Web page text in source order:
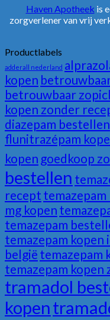
Haven Apotheek is
zorgverlener van vrij
Productlabels
adderall nederland
kopen
betrouwbaar
kopen zonder
diazepam bestellen
flunitrazépam
kopen goedkoop
bestellen
recept
mg kopen
temazepam
temazepam kopen
belgië temazepam
temazepam
tramadol
kopen